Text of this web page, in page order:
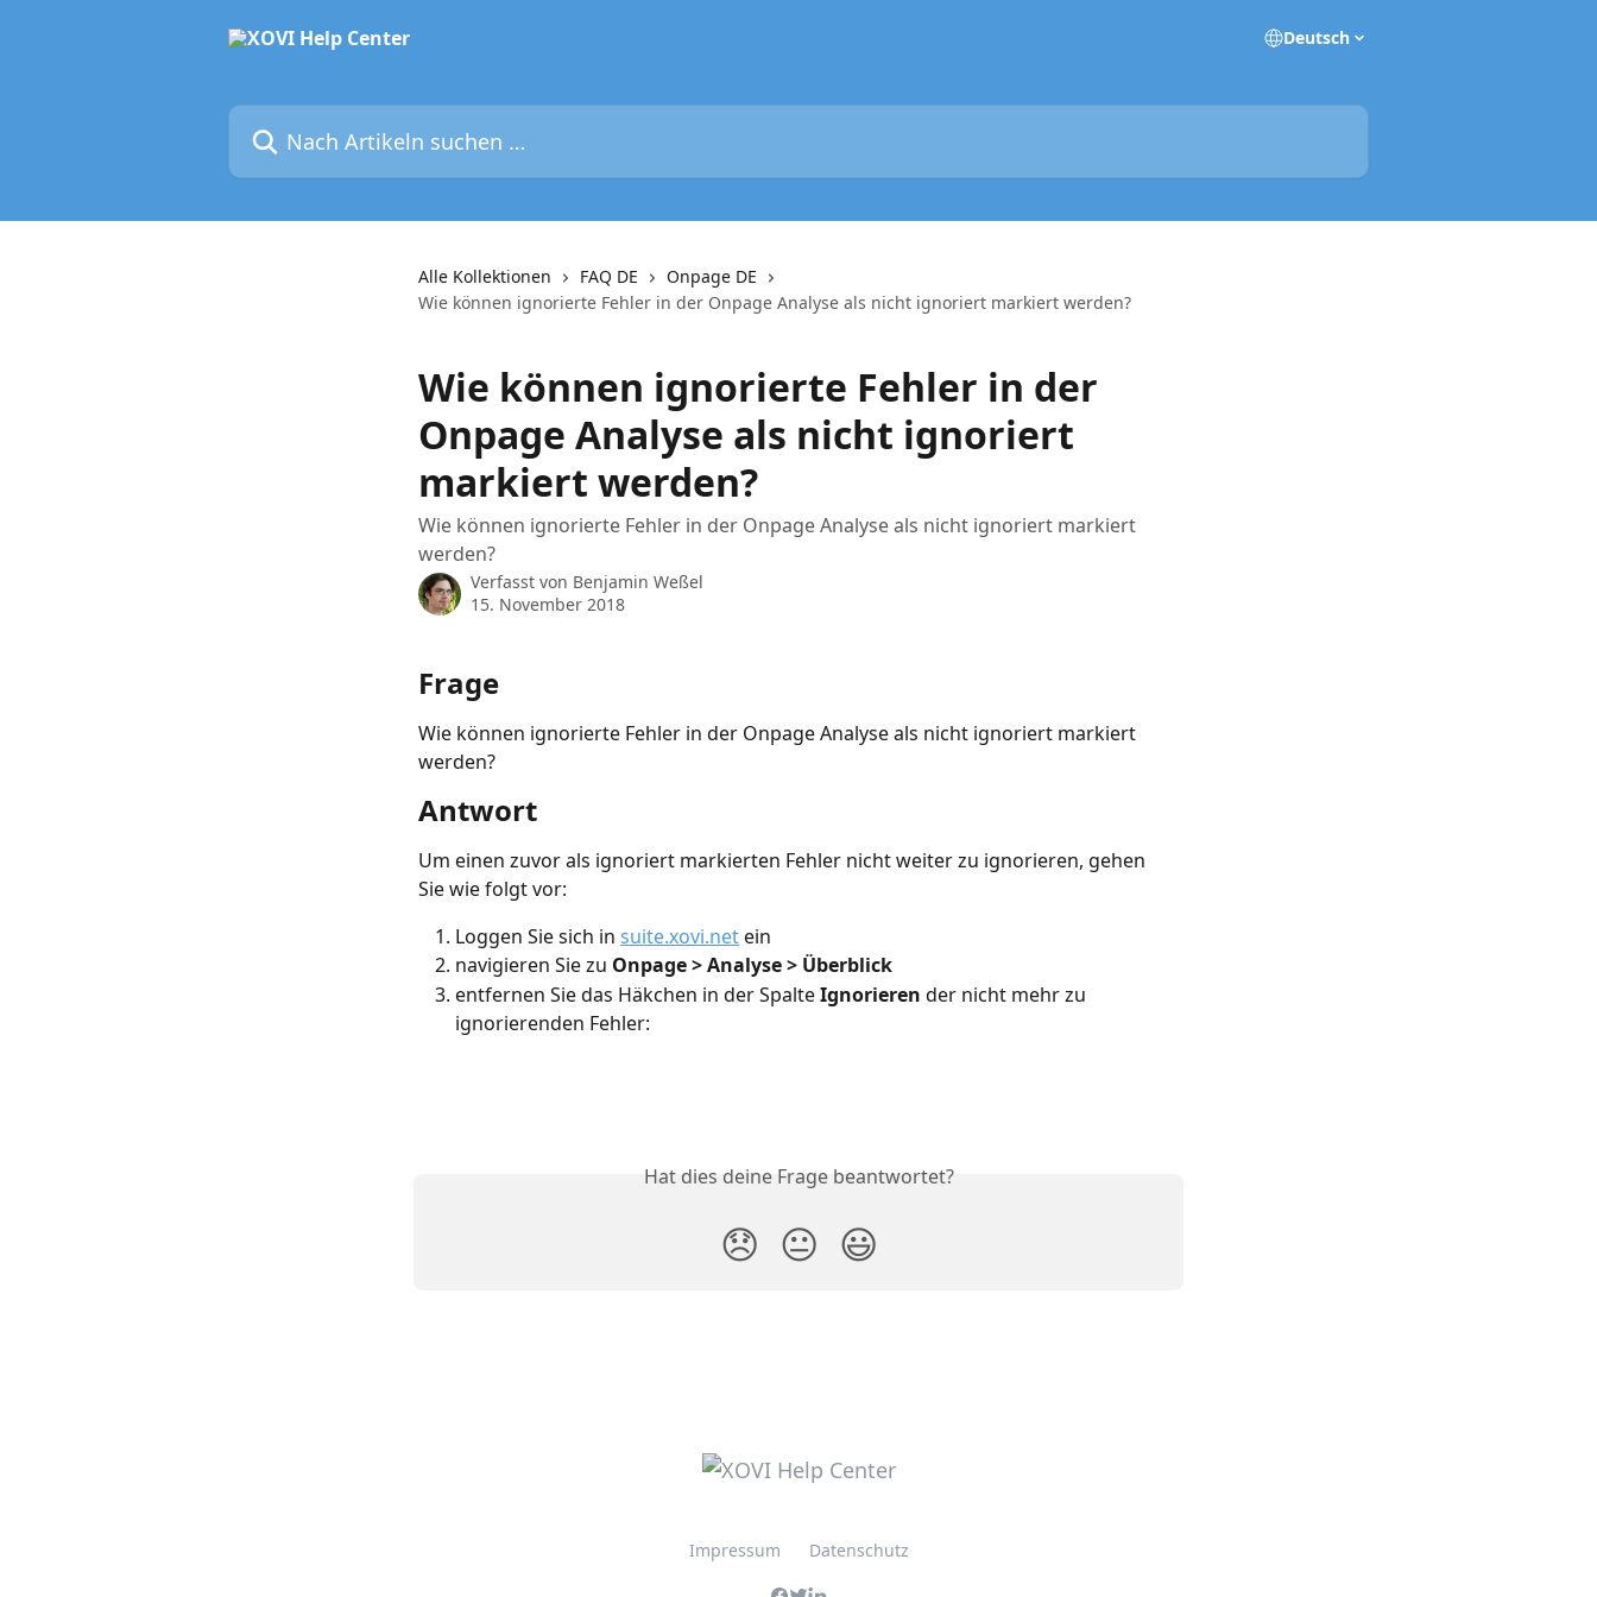
Deutsch
Nach Artikeln suchen …
Alle Kollektionen FAQ DE
Onpage DE
Wie können ignorierte Fehler in der Onpage Analyse als nicht ignoriert markiert werden?
Wie können ignorierte Fehler in der
Onpage Analyse als nicht ignoriert
markiert werden?
Wie können ignorierte Fehler in der Onpage Analyse als nicht ignoriert markiert
werden?
Verfasst von Benjamin Weßel
15. November 2018
Frage
Wie können ignorierte Fehler in der Onpage Analyse als nicht ignoriert markiert
werden?
Antwort
Um einen zuvor als ignoriert markierten Fehler nicht weiter zu ignorieren, gehen
Sie wie folgt vor:
Loggen Sie sich in suite.xovi.net ein
navigieren Sie zu Onpage > Analyse > Überblick
entfernen Sie das Häkchen in der Spalte Ignorieren der nicht mehr zu
ignorierenden Fehler:
Hat dies deine Frage beantwortet?
😞 😐 😃
Impressum Datenschutz